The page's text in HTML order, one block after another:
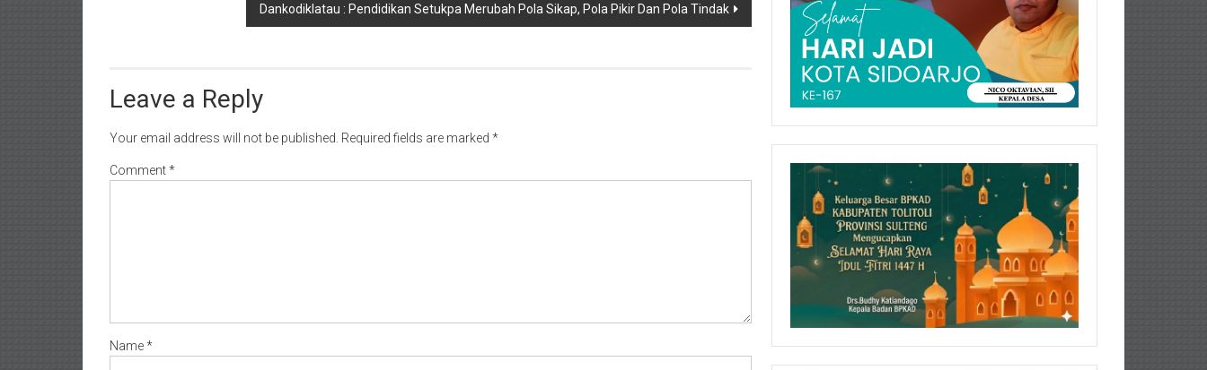
Dankodiklatau : Pendidikan Setukpa Merubah Pola Sikap, Pola Pikir Dan Pola Tindak
Leave a Reply
Your email address will not be published. Required fields are marked *
Comment*
Name*